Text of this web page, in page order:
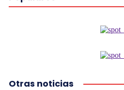
Otras noticias